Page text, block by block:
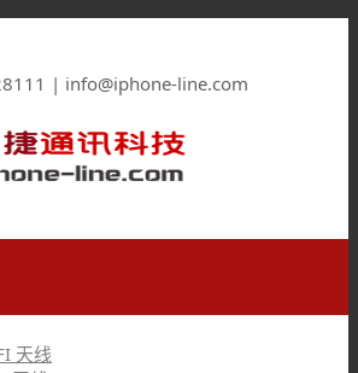
| info@iphone-line.com
天线